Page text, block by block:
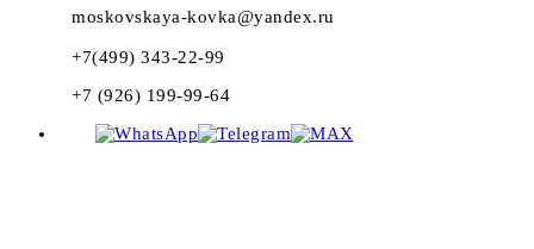
moskovskaya-kovka@yandex.ru
+7(499) 343-22-99
+7 (926) 199-99-64